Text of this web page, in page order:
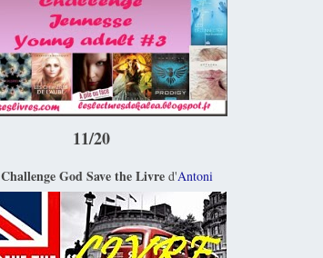
11/20
Challenge God Save the Livre d'Antoni